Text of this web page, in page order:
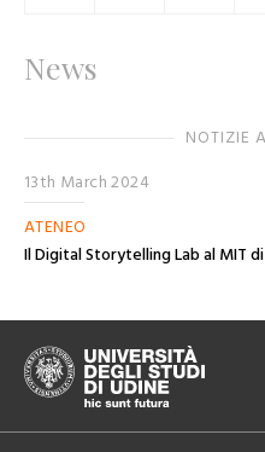
News
NOTIZIE
13th March 2024
ATENEO
Il Digital Storytelling Lab al MIT